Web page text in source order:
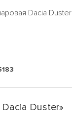
Dacia Duster
Duster»